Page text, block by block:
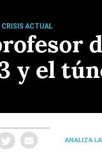
ACTUAL
y el
ANALIZA